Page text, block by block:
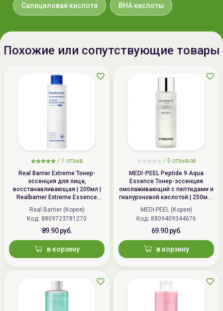
кожу шеи и область декольте). Дайте средству
впитаться.
Салициловая кислота BHA кислоты
Похожие или сопутствующие товары
/ 1 отзыв
Real Barrier Extreme Тонер-
эссенция для лица,
восстанавливающая | 200мл |
Realbarrier Extreme Essence
Toner (Original)
Real Barrier (Корея)
Код: 8809723781270
89.90 руб.
в корзину
/ 0 отзывов
MEDI-PEEL Peptide 9 Aqua
Essence Тонер-эссенция
омолаживающий с пептидами и
гиалуроновой кислотой | 250мл |
Peptide 9 Aqua Essence Toner
MEDI-PEEL (Корея)
Код: 8809409344676
69.90 руб.
в корзину